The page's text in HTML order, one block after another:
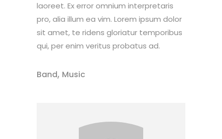
laoreet. Ex error omnium interpretaris
pro, alia illum ea vim. Lorem ipsum dolor
sit amet, te ridens gloriatur temporibus
qui, per enim veritus probatus ad.
Band, Music